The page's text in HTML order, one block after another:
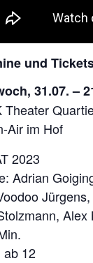
und
31.07. –
Theater
Air im Hof
2023
Adrian
Alex
ab 12